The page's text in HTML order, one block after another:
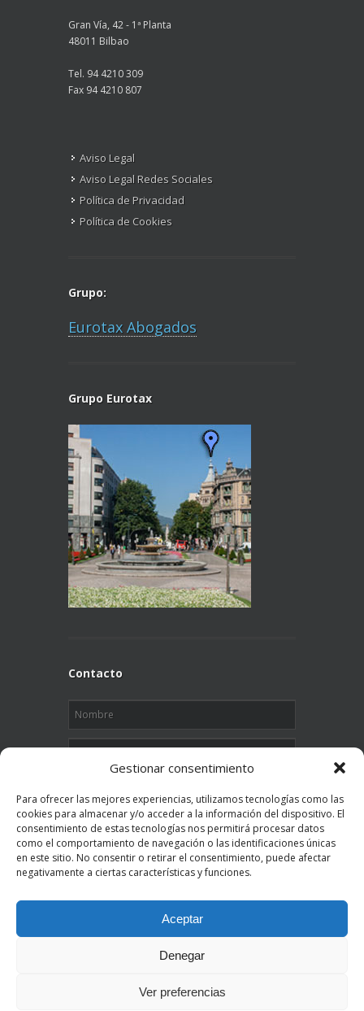
Gestionar consentimiento
Para ofrecer las mejores experiencias, utilizamos tecnologías como las
cookies para almacenar y/o acceder a la información del dispositivo. El
consentimiento de estas tecnologías nos permitirá procesar datos
como el comportamiento de navegación o las identificaciones únicas
en este sitio. No consentir o retirar el consentimiento, puede afectar
negativamente a ciertas características y funciones.
Aceptar
Denegar
Ver preferencias
Gran Vía, 42 - 1ª Planta
48011 Bilbao
Tel. 94 4210 309
Fax 94 4210 807
Aviso Legal
Aviso Legal Redes Sociales
Política de Privacidad
Política de Cookies
Grupo:
Eurotax Abogados
Grupo Eurotax
Contacto
" 3 x 4 " es igual a
Grupo Eurotax Abogados Copyright © 2013
EUROTAX ABOGADOS empresa homologada por